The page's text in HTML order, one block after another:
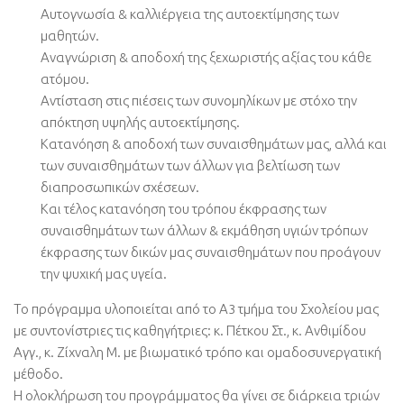
Αυτογνωσία & καλλιέργεια της αυτοεκτίμησης των
μαθητών.
Αναγνώριση & αποδοχή της ξεχωριστής αξίας του κάθε
ατόμου.
Αντίσταση στις πιέσεις των συνομηλίκων με στόχο την
απόκτηση υψηλής αυτοεκτίμησης.
Κατανόηση & αποδοχή των συναισθημάτων μας, αλλά και
των συναισθημάτων των άλλων για βελτίωση των
διαπροσωπικών σχέσεων.
Και τέλος κατανόηση του τρόπου έκφρασης των
συναισθημάτων των άλλων & εκμάθηση υγιών τρόπων
έκφρασης των δικών μας συναισθημάτων που προάγουν
την ψυχική μας υγεία.
Το πρόγραμμα υλοποιείται από το Α3 τμήμα του Σχολείου μας
με συντονίστριες τις καθηγήτριες: κ. Πέτκου Στ., κ. Ανθιμίδου
Αγγ., κ. Ζίχναλη Μ. με βιωματικό τρόπο και ομαδοσυνεργατική
μέθοδο.
Η ολοκλήρωση του προγράμματος θα γίνει σε διάρκεια τριών